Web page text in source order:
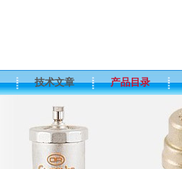
技术文章 产品目录